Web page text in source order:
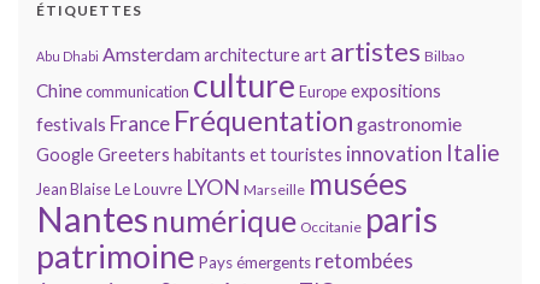
ÉTIQUETTES
Abu Dhabi Amsterdamarchitectureart artistes Bilbao
Chinecommunication culture Europeexpositions
festivals France Fréquentation gastronomie
GoogleGreeters habitants et touristes innovation Italie
Jean BlaiseLe Louvre LYON Marseille musées
Nantes numérique Occitanie paris
patrimoine Pays émergents retombées